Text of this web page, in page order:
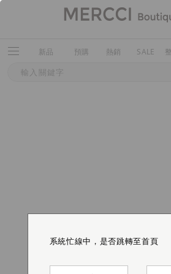
新品 預購 熱銷 SALE
系統忙線中，是否跳轉至首頁
系統忙線中，是否跳轉至首頁
系統忙線中，是否跳轉至首頁
系統忙線中，是否跳轉至首頁
系統忙線中，是否跳轉至首頁